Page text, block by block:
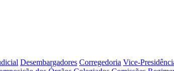
Desembargadores Corregedoria Vice-